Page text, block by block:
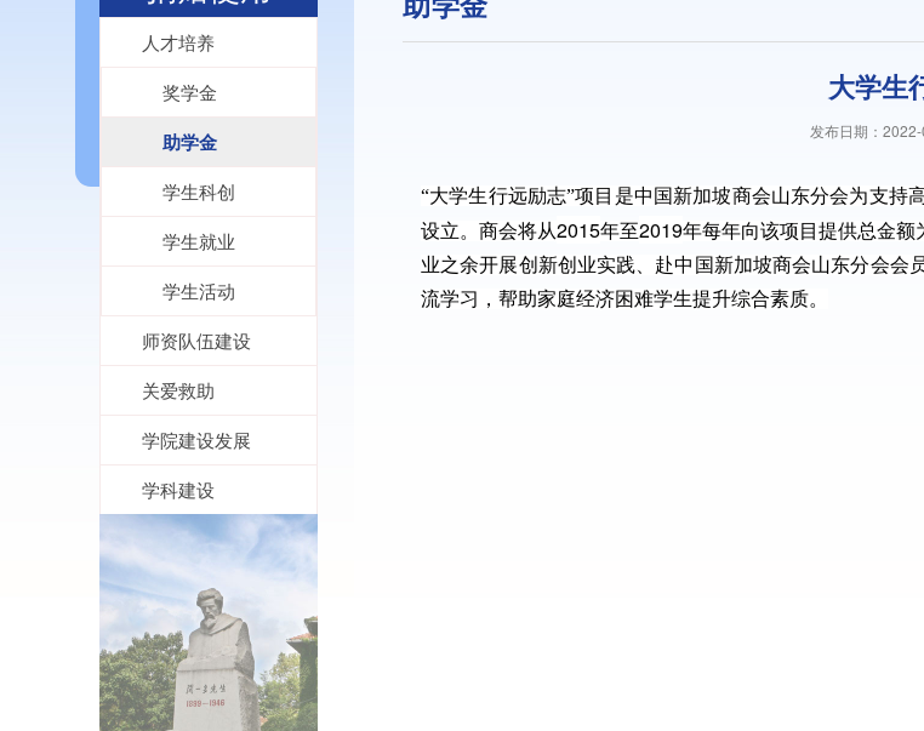
人才培养
奖学金
助学金
学生科创
学生就业
学生活动
师资队伍建设
关爱救助
学院建设发展
学科建设
大学生
发布日期：
“大学生行远励志”项目是中国新加坡商会山东分会为支
设立。商会将从2015年至2019年每年向该项目提供总金额
业之余开展创新创业实践、赴中国新加坡商会山东分会
流学习，帮助家庭经济困难学生提升综合素质。